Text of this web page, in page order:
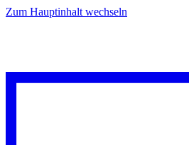
Zum Hauptinhalt wechseln